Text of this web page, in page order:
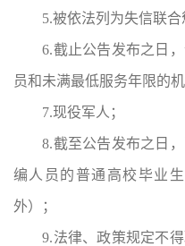
5.被依法列为失信联合
6.截止公告发布之日
员和未满最低服务年限的
7.现役军人；
8.截至公告发布之日
编人员的普通高校毕业
外）；
9.法律、政策规定不